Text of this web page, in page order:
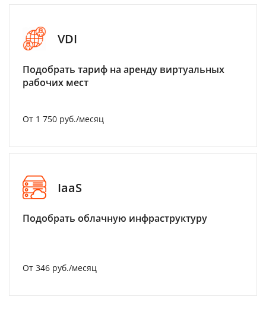
VDI
Подобрать тариф на аренду виртуальных
рабочих мест
От 1 750 руб./месяц
IaaS
Подобрать облачную инфраструктуру
От 346 руб./месяц